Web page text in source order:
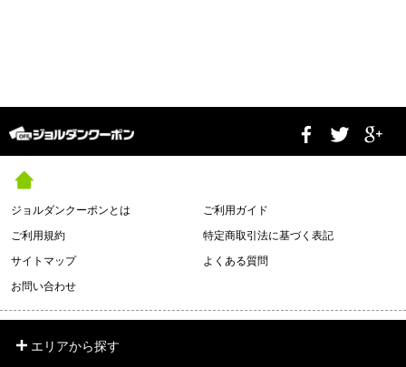
ジョルダンクーポンとは
ご利用ガイド
ご利用規約
特定商取引法に基づく表記
サイトマップ
よくある質問
お問い合わせ
エリアから探す